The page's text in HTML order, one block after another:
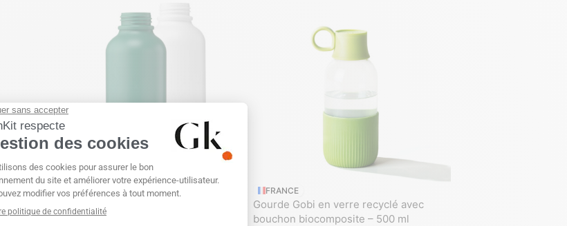
sans
EUROPE
Gourde 650 ml personnalisable
d’origine végétale
FRANCE
Gourde Gobi en verre recyclé avec
bouchon biocomposite – 500 ml